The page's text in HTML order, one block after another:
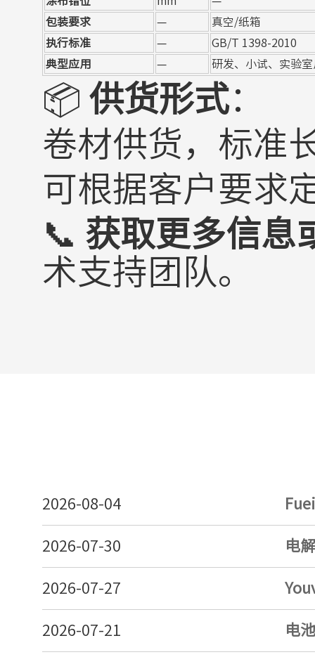
包装要求
—
真空/纸箱
执行标准
—
GB/T 1398-2010
典型应用
— 研发、小试、实验室
📦 供货形式：
卷材供货，标准
可根据客户要求
📞 获取更多信息
术支持团队。
2026-08-04
2026-07-30 电
2026-07-27
2026-07-21 电